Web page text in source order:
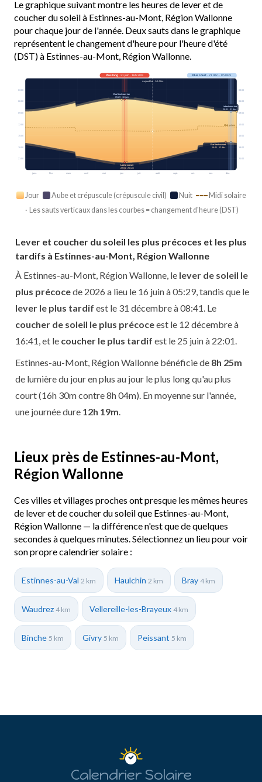
Le graphique suivant montre les heures de lever et de
coucher du soleil à Estinnes-au-Mont, Région Wallonne
pour chaque jour de l'année. Deux sauts dans le graphique
représentent le changement d'heure pour l'heure d'été
(DST) à Estinnes-au-Mont, Région Wallonne.
janv. févr. mars avril mai juin juil. août sept. oct. nov. déc.
Midi solaire
03:00 03:00
06:00 06:00
09:00 09:00
12:00 12:00
15:00 15:00
18:00 18:00
21:00 21:00
Plus long· 21 juin · 16h 30m Plus court· 21 déc. · 8h 04m
Aujourd’hui · 14h 58m
Earliest sunrise
05:29 · 16 juin
Latest sunrise
08:41 · 31 déc.
Earliest sunset
16:41 · 12 déc.
Latest sunset
22:01 · 25 juin
Jour Aube et crépuscule (crépuscule civil) Nuit
Midi solaire
· Les sauts verticaux dans les courbes = changement d'heure (DST)
Lever et coucher du soleil les plus précoces et les plus
tardifs à Estinnes-au-Mont, Région Wallonne
À Estinnes-au-Mont, Région Wallonne, le lever de soleil le
plus précocede 2026 a lieu le 16 juin à 05:29, tandis que le
lever le plus tardif est le 31 décembre à 08:41. Le
coucher de soleil le plus précoceest le 12 décembre à
16:41, et le coucher le plus tardif est le 25 juin à 22:01.
Estinnes-au-Mont, Région Wallonne bénéficie de 8h 25m
de lumière du jour en plus au jour le plus long qu'au plus
court (16h 30m contre 8h 04m). En moyenne sur l'année,
une journée dure 12h 19m
Lieux près de Estinnes-au-Mont,
Région Wallonne
Ces villes et villages proches ont presque les mêmes heures
de lever et de coucher du soleil que Estinnes-au-Mont,
Région Wallonne — la différence n'est que de quelques
secondes à quelques minutes. Sélectionnez un lieu pour voir
son propre calendrier solaire :
Estinnes-au-Val 2 km Haulchin 2 km Bray 4 km
Waudrez 4 km Vellereille-les-Brayeux 4 km
Binche 5 km Givry 5 km Peissant 5 km
Calendrier Solaire